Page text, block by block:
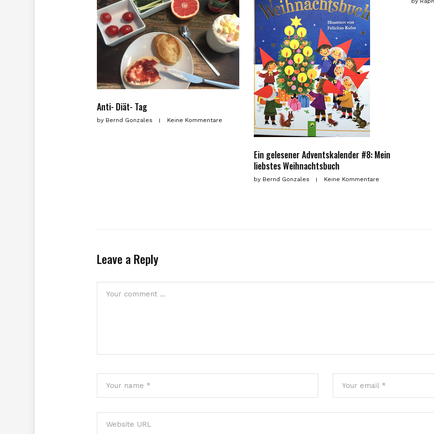
Anti- Diät- Tag
byBernd Gonzales Keine Kommentare
Ein gelesener Adventskalender #8: Mein
liebstes Weihnachtsbuch
by Bernd Gonzales Keine Kommentare
Leave a Reply